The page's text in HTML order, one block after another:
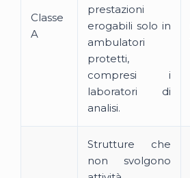
Classe
A
prestazioni
erogabili solo in
ambulatori
protetti,
compresi i
laboratori di
analisi.
Strutture che
non svolgono